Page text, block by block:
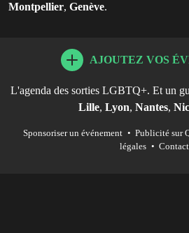
Montpellier, Genève.
AJOUTEZ VOS
L'agenda des sorties LGBTQ+. Et un
Lille, Lyon, Nantes,
Sponsoriser un événement • Publicité sur
légales • Contact